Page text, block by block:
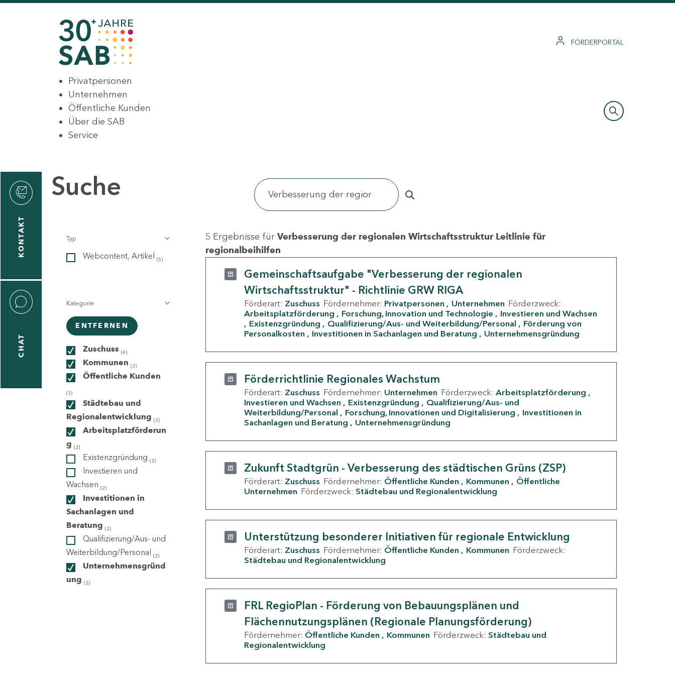
FÖRDERPORTAL
Privatpersonen
Unternehmen
Öffentliche Kunden
Über die SAB
Service
KONTAKT
CHAT
Suche
Typ
Webcontent, Artikel (5)
Kategorie
ENTFERNEN
Zuschuss (4)
Kommunen (3)
Öffentliche Kunden
(3)
Städtebau und
Regionalentwicklung (3)
Arbeitsplatzförderun
g (2)
Existenzgründung (2)
Investieren und
Wachsen (2)
Investitionen in
Sachanlagen und
Beratung (2)
Qualifizierung/Aus- und
Weiterbildung/Personal (2)
Unternehmensgründ
ung (2)
5 Ergebnisse für Verbesserung der regionalen Wirtschaftsstruktur Leitlinie für
regionalbeihilfen
Gemeinschaftsaufgabe "Verbesserung der regionalen
Wirtschaftsstruktur" - Richtlinie GRW RIGA
Förderart: Zuschuss Fördernehmer: Privatpersonen Unternehmen Förderzweck:
Arbeitsplatzförderung
Forschung, Innovation und Technologie
Investieren und Wachsen
Existenzgründung
Qualifizierung/Aus- und Weiterbildung/Personal
Förderung von
Personalkosten
Investitionen in Sachanlagen und Beratung Unternehmensgründung
Förderrichtlinie Regionales Wachstum
Förderart: Zuschuss Fördernehmer: Unternehmen Förderzweck: Arbeitsplatzförderung
Investieren und Wachsen
Existenzgründung
Qualifizierung/Aus- und
Weiterbildung/Personal
Forschung, Innovationen und Digitalisierung
Investitionen in
Sachanlagen und Beratung
Unternehmensgründung
Zukunft Stadtgrün - Verbesserung des städtischen Grüns (ZSP)
Förderart: Zuschuss Fördernehmer: Öffentliche Kunden Kommunen
Öffentliche
Unternehmen Förderzweck: Städtebau und Regionalentwicklung
Unterstützung besonderer Initiativen für regionale Entwicklung
Förderart: Zuschuss Fördernehmer: Öffentliche Kunden Kommunen Förderzweck:
Städtebau und Regionalentwicklung
FRL RegioPlan - Förderung von Bebauungsplänen und
Flächennutzungsplänen (Regionale Planungsförderung)
Fördernehmer: Öffentliche Kunden Kommunen Förderzweck: Städtebau und
Regionalentwicklung